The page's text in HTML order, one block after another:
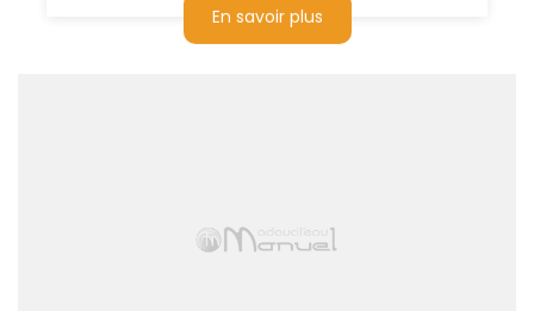
En savoir plus